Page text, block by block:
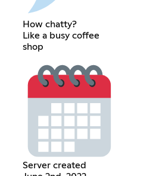
How chatty?
Like a busy coffee
shop
Server created